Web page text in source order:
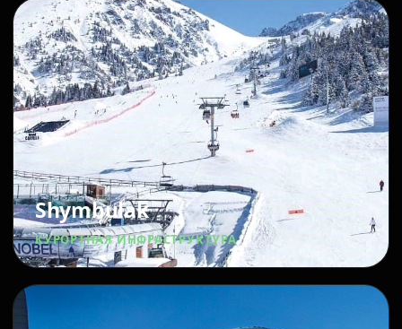
Shymbulak
КУРОРТНАЯ ИНФРАСТРУКТУРА